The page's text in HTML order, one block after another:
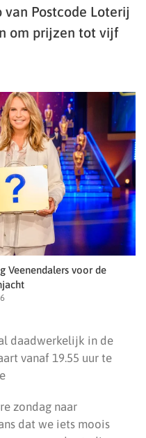
Postcode Loterij
om prijzen tot vijf
Veenendalers voor de
daadwerkelijk in de
vanaf 19.55 uur te
zondag naar
dat we iets moois